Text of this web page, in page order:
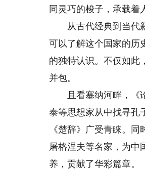
同灵巧的梭子，承载着
从古代经典到当代新
可以了解这个国家的历
的独特认识。不仅如此
并包。
且看塞纳河畔，《论
泰等思想家从中找寻孔
《楚辞》广受青睐。
屠格涅夫等名家，为中
养，贡献了华彩篇章。